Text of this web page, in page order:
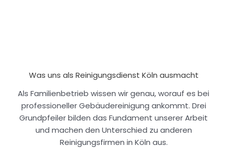
Was uns als Reinigungsdienst Köln ausmacht
Als Familienbetrieb wissen wir genau, worauf es bei
professioneller Gebäudereinigung ankommt. Drei
Grundpfeiler bilden das Fundament unserer Arbeit
und machen den Unterschied zu anderen
Reinigungsfirmen in Köln aus.